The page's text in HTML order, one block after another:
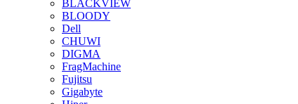
BLACKVIEW
BLOODY
Dell
CHUWI
DIGMA
FragMachine
Fujitsu
Gigabyte